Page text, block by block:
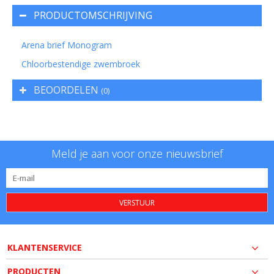
PRODUCTOMSCHRIJVING
Arena brief Monogram
Chloorbestendige zwembroek
BEOORDELEN (0)
Meld je aan voor onze nieuwsbrief
VERSTUUR
KLANTENSERVICE
PRODUCTEN